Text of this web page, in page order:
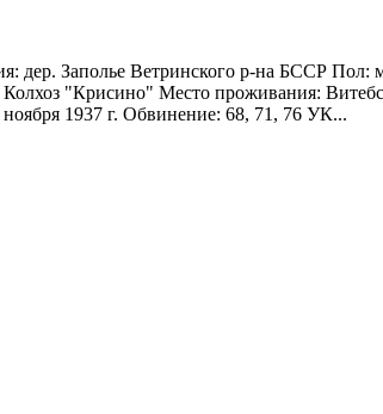
дер. Заполье Ветринского р-на БССР Пол:
"Крисино" Место проживания:
ноября 1937 г. Обвинение: 68, 71, 76 УК...